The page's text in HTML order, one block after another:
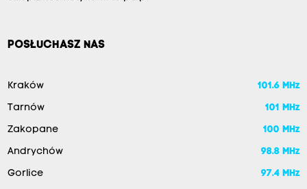
POSŁUCHASZ NAS
Kraków 101.6 MHz
Tarnów 101 MHz
Zakopane 100 MHz
Andrychów 98.8 MHz
Gorlice 97.4 MHz